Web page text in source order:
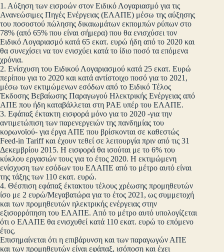
1. Αύξηση των εισροών στον Ειδικό Λογαριασμό για τις
Ανανεώσιμες Πηγές Ενέργειας (ΕΛΑΠΕ) μέσω της αύξησης
του ποσοστού πώλησης δικαιωμάτων εκπομπών ρύπων στο
78% (από 65% που είναι σήμερα) που θα ενισχύσει τον
Ειδικό Λογαριασμό κατά 65 εκατ. ευρώ ήδη από το 2020 και
θα συνεχίσει να τον ενισχύει κατά το ίδιο ποσό τα επόμενα
χρόνια.
2. Ενίσχυση του Ειδικού Λογαριασμού κατά 25 εκατ. Ευρώ
περίπου για το 2020 και κατά αντίστοιχο ποσό για το 2021,
μέσω των εκτιμώμενων εσόδων από το Ειδικό Τέλος
Έκδοσης Βεβαίωσης Παραγωγού Ηλεκτρικής Ενέργειας από
ΑΠΕ που ήδη καταβάλλεται στη ΡΑΕ υπέρ του ΕΛΑΠΕ.
3. Εφάπαξ έκτακτη εισφορά μόνο για το 2020 -για την
αντιμετώπιση των παρενεργειών της πανδημίας του
κορωνοϊού- για έργα ΑΠΕ που βρίσκονται σε καθεστώς
Feed-in Tariff και έχουν τεθεί σε λειτουργία πριν από τις 31
Δεκεμβρίου 2015. Η εισφορά θα ισούται με το 6% του
κύκλου εργασιών τους για το έτος 2020. Η εκτιμώμενη
ενίσχυση των εσόδων του ΕΛΑΠΕ από το μέτρο αυτό είναι
της τάξης των 110 εκατ. ευρώ.
4. Θέσπιση εφάπαξ έκτακτου τέλους χρέωσης προμηθευτών
ίσο με 2 ευρώ/Mεγαβατώρα για το έτος 2021, ως συμμετοχή
και των προμηθευτών ηλεκτρικής ενέργειας στην
εξισορρόπηση του ΕΛΑΠΕ. Από το μέτρο αυτό υπολογίζεται
ότι ο ΕΛΑΠΕ θα ενισχυθεί κατά 110 εκατ. ευρώ το επόμενο
έτος.
Επισημαίνεται ότι η επιβάρυνση και των παραγωγών ΑΠΕ
και των προμηθευτών είναι εφάπαξ, ισόποση και έχει